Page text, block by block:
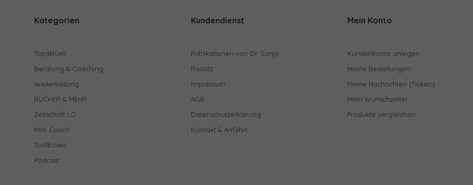
Kategorien
Topaktuell
Beratung & Coaching
Weiterbildung
BÜCHER & MEHR
Zeitschrift LO
Mini Coach
Toolboxes
Podcast
Kundendienst
Publikationen von Dr. Sonja
Radatz
Impressum
AGB
Datenschutzerklärung
Kontakt & Anfahrt
Mein Konto
Kundenkonto anlegen
Meine Bestellungen
Meine Nachrichten (Tickets)
Mein Wunschzettel
Produkte vergleichen